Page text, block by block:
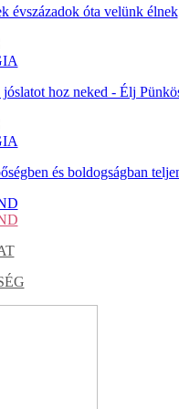
évszázadok óta velünk élnek
hoz neked - Élj
és boldogságban